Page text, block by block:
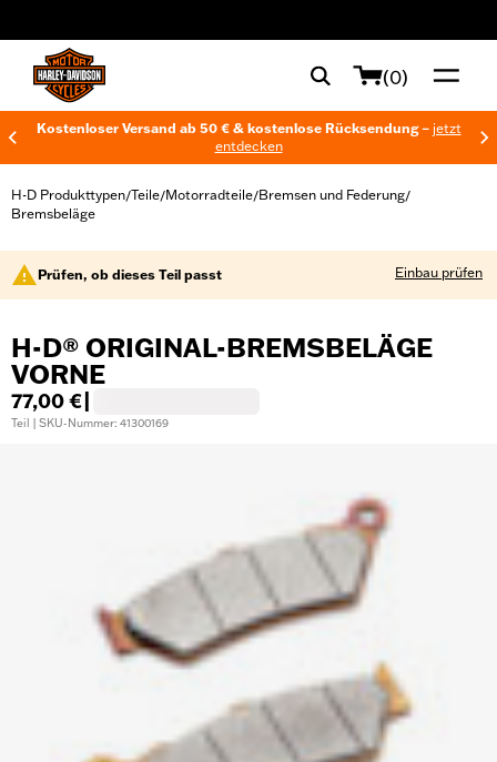
(0)
Kostenloser Versand ab 50 € & kostenlose Rücksendung – jetzt
entdecken
H-D Produkttypen/Teile/Motorradteile/Bremsen und Federung/
Bremsbeläge
Prüfen, ob dieses Teil passt Einbau prüfen
H-D® ORIGINAL-BREMSBELÄGE
VORNE
77,00 €
Teil | SKU-Nummer: 41300169